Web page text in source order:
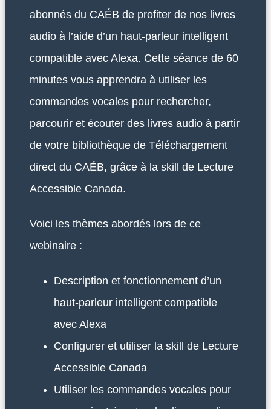
abonnés du CAÉB de profiter de nos livres
audio à l’aide d’un haut-parleur intelligent
compatible avec Alexa. Cette séance de 60
minutes vous apprendra à utiliser les
commandes vocales pour rechercher,
parcourir et écouter des livres audio à partir
de votre bibliothèque de Téléchargement
direct du CAÉB, grâce à la skill de Lecture
Accessible Canada.
Voici les thèmes abordés lors de ce
webinaire :
Description et fonctionnement d’un
haut-parleur intelligent compatible
avec Alexa
Configurer et utiliser la skill de Lecture
Accessible Canada
Utiliser les commandes vocales pour